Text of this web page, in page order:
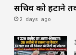
सचिव को हटाने
2 days ago